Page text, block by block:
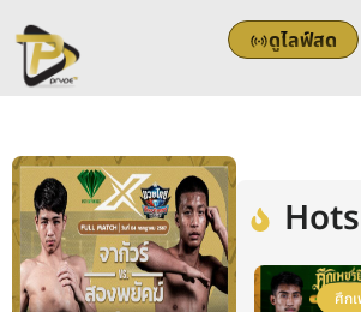
to
content
ดูไลฟ์สด
Hots
ศึก